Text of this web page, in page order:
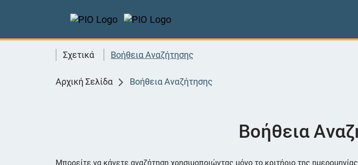
PIO SEARCH - Βοήθεια Αναζήτησης
Σχετικά Βοήθεια Αναζήτησης
Αρχική Σελίδα Βοήθεια Αναζήτησης
Βοήθεια
Μπορείτε να κάνετε αναζήτηση χρησιμοποιώντας μόνο το κριτήριο της